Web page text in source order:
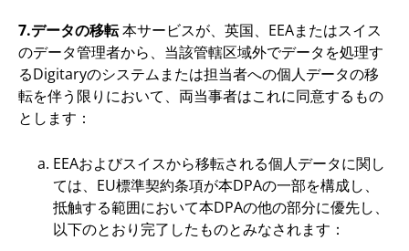
7.データの移転本サービスが、英国、EEAまたはスイス
のデータ管理者から、当該管轄区域外でデータを処理す
るDigitaryのシステムまたは担当者への個人データの移
転を伴う限りにおいて、両当事者はこれに同意するもの
とします：
EEAおよびスイスから移転される個人データに関し
ては、EU標準契約条項が本DPAの一部を構成し、
抵触する範囲において本DPAの他の部分に優先し、
以下のとおり完了したものとみなされます：